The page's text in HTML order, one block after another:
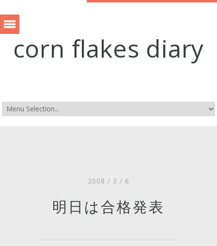
corn flakes diary
2008 / 3 / 6
明日は合格発表